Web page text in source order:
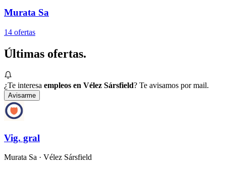
Murata Sa
14 ofertas
Últimas ofertas.
¿Te interesa empleos en Vélez Sársfield? Te avisamos por mail.
Avisarme
Vig. gral
Murata Sa · Vélez Sársfield